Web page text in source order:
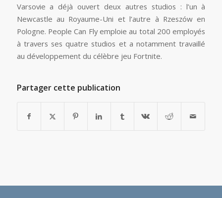
Varsovie a déjà ouvert deux autres studios : l’un à
Newcastle au Royaume-Uni et l’autre à Rzeszów en
Pologne. People Can Fly emploie au total 200 employés
à travers ses quatre studios et a notamment travaillé
au développement du célèbre jeu Fortnite.
Partager cette publication